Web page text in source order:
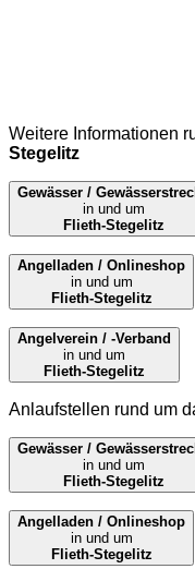
Weitere Informationen
Stegelitz
Gewässer /
in und um
Flieth-Stegelitz
Angelladen / Onlineshop
in und um
Flieth-Stegelitz
Angelverein / -Verband
in und um
Flieth-Stegelitz
Anlaufstellen rund um
Gewässer /
in und um
Flieth-Stegelitz
Angelladen / Onlineshop
in und um
Flieth-Stegelitz